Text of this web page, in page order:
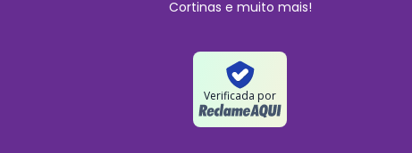
Cortinas e muito mais!
Verificada por